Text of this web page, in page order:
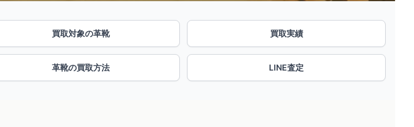
買取対象の革靴 買取実績
革靴の買取方法 LINE査定